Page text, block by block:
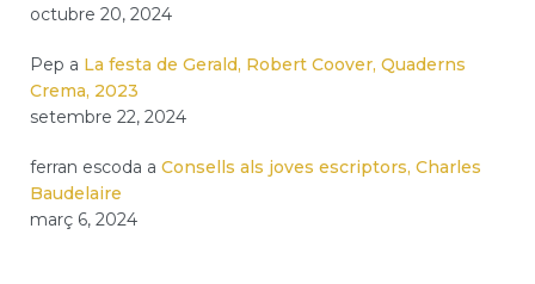
octubre 20, 2024
Pep a La festa de Gerald, Robert Coover, Quaderns
Crema, 2023
setembre 22, 2024
ferran escoda a Consells als joves escriptors, Charles
Baudelaire
març 6, 2024